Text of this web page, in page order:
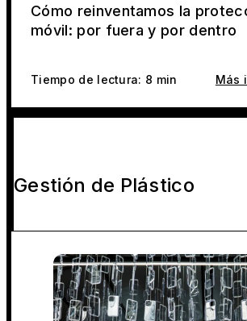
Cómo reinventamos la
móvil: por fuera y por dentro
Tiempo de lectura: 8 min Más
Gestión de Plástico